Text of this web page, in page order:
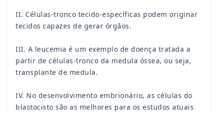
II. Células-tronco tecido-específicas podem originar
tecidos capazes de gerar órgãos.
III. A leucemia é um exemplo de doença tratada a
partir de células-tronco da medula óssea, ou seja,
transplante de medula.
IV. No desenvolvimento embrionário, as células do
blastocisto são as melhores para os estudos atuais